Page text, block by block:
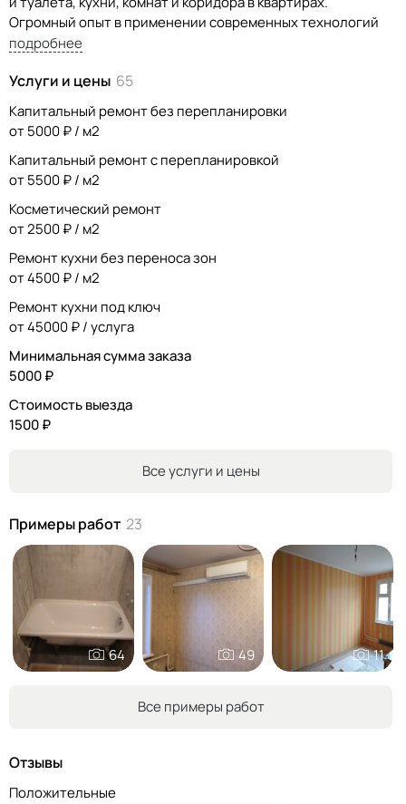
Огромный опыт в применении современных технологий
ремонта.
совершенства, исправляем недочеты и ошибки в
помещениях, выстраиваем стены, полы и потолки
согласно геометрии, привязываем новые объекты к уже
существующим.
Гарантируем качество.
Мобильность. Весь профессиональный инструмент в
наличии. Составляем детальную смету на каждый вид
работ в день выезда.
подробнее
Услуги и цены 65
Капитальный ремонт без перепланировки
от 5000 ₽ / м2
Капитальный ремонт с перепланировкой
от 5500 ₽ / м2
Косметический ремонт
от 2500 ₽ / м2
Ремонт кухни без переноса зон
от 4500 ₽ / м2
Ремонт кухни под ключ
от 45000 ₽ / услуга
Минимальная сумма заказа
5000 ₽
Стоимость выезда
1500 ₽
Все услуги и цены
Примеры работ 23
64 49 11
Все примеры работ
Отзывы
Положительные